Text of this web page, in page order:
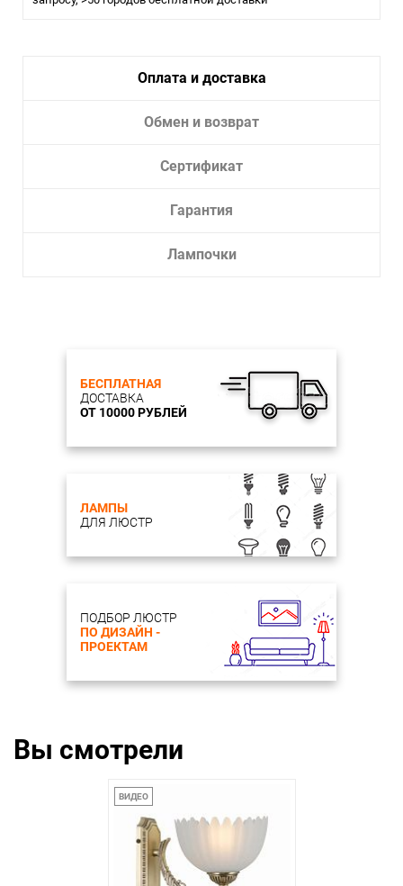
Оплата и доставка
Обмен и возврат
Сертификат
Гарантия
Лампочки
БЕСПЛАТНАЯ
ДОСТАВКА
ОТ 10000 РУБЛЕЙ
ЛАМПЫ
ДЛЯ ЛЮСТР
ПОДБОР ЛЮСТР
ПО ДИЗАЙН -
ПРОЕКТАМ
Вы смотрели
ВИДЕО